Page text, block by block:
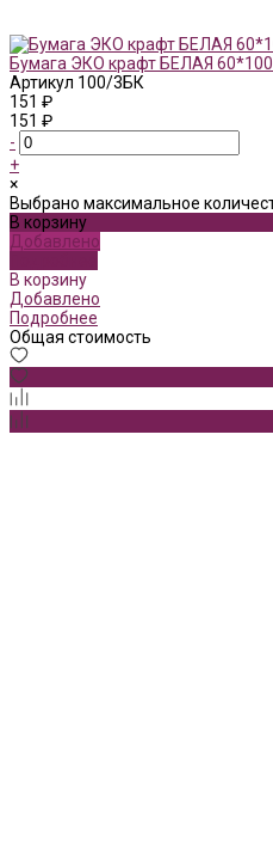
Бумага ЭКО крафт БЕЛАЯ
Артикул 100/3БК
151 ₽
151 ₽
-
+
×
Выбрано максимальное
В корзину
Добавлено
В корзину
Добавлено
Подробнее
Общая стоимость